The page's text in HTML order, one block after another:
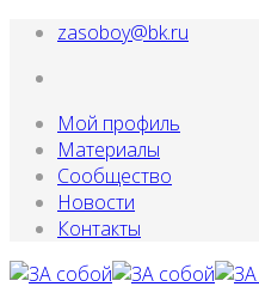
zasoboy@bk.ru
Мой профиль
Материалы
Сообщество
Новости
Контакты